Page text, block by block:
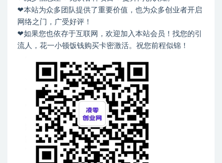
❤本站为众多团队提供了重要价值，也为众多创业者开启
网络之门，广受好评！
❤如果您也依存于互联网，欢迎加入本站会员！找您的引
流人，花一小顿饭钱购买卡密激活。祝您前程似锦！